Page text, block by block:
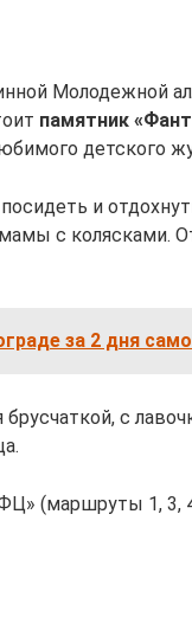
Молодежной
памятник
детского
и
с колясками.
за 2 дня
брусчаткой, с
(маршруты 1, 3,